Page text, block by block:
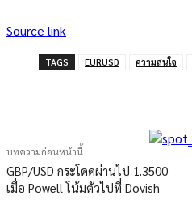
Source link
TAGS EURUSD ความสนใจ
บทความก่อนหน้านี้
GBP/USD กระโดดผ่านไป 1.3500
เมื่อ Powell โน้มตัวไปที่ Dovish